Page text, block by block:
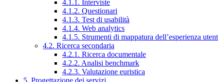
4.1.1. Interviste
4.1.2. Questionari
4.1.3. Test di usabilità
4.1.4. Web analytics
4.1.5. Strumenti di mappatura dell’esperienza
4.2. Ricerca secondaria
4.2.1. Ricerca documentale
4.2.2. Analisi benchmark
4.2.3. Valutazione euristica
5. Progettazione dei servizi